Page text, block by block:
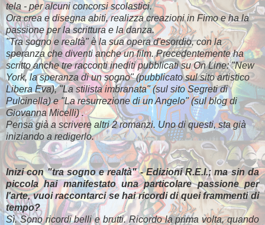
tela - per alcuni concorsi scolastici.
Ora crea e disegna abiti, realizza creazioni in Fimo e ha la
passione per la scrittura e la danza.
"Tra sogno e realtà" è la sua opera d'esordio, con la
speranza che diventi anche un film. Precedentemente ha
scritto anche tre racconti inediti pubblicati su On Line: "New
York, la speranza di un sogno" (pubblicato sul sito artistico
Libera Eva), "La stilista imbranata" (sul sito Segreti di
Pulcinella) e "La resurrezione di un Angelo" (sul blog di
Giovanna Micelli) .
Pensa già a scrivere altri 2 romanzi. Uno di questi, sta già
iniziando a redigerlo.
Inizi con "tra sogno e realtà" - Edizioni R.E.I.; ma sin da
piccola hai manifestato una particolare passione per
l'arte, vuoi raccontarci se hai ricordi di quei frammenti di
tempo?
Sì. Sono ricordi belli e brutti. Ricordo la prima volta, quando